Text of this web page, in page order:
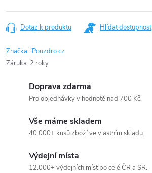
Dotaz k produktu Hlídat dostupnost
Značka:iPouzdro.cz
Záruka: 2 roky
Doprava zdarma
Pro objednávky v hodnotě nad 700 Kč.
Vše máme skladem
40.000+ kusů zboží ve vlastním skladu.
Výdejní místa
12.000+ výdejních míst po celé ČR a SR.